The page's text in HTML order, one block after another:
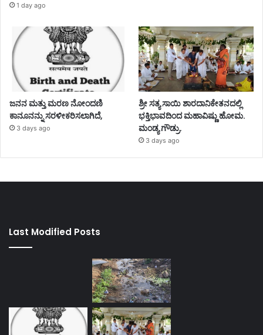
1 day ago
ಜನನ ಮತ್ತು ಮರಣ ನೋಂದಣಿ
ಕಾನೂನನ್ನು ಸರಳೀಕರಿಸಲಾಗಿದೆ,
3 days ago
ಶ್ರೀ ಸತ್ಯ ಸಾಯಿ ಶಾರದಾನಿಕೇತನದಲ್ಲಿ
ಭಕ್ತಿಭಾವದಿಂದ ಮಹಾವಿಷ್ಣು ಹೋಮ.
ಮಂಡ್ಯ ಗೌಡ್ರು.
3 days ago
Last Modified Posts